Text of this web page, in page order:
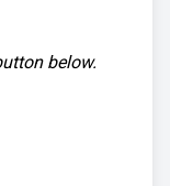
below.